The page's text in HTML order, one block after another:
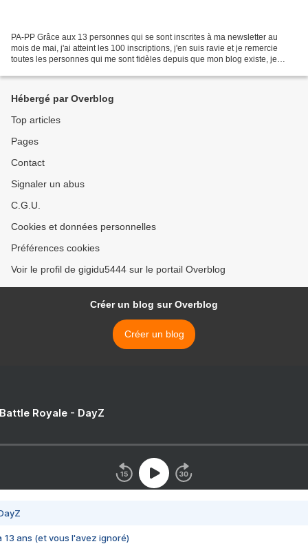
PA-PP Grâce aux 13 personnes qui se sont inscrites à ma newsletter au
mois de mai, j'ai atteint les 100 inscriptions, j'en suis ravie et je remercie
toutes les personnes qui me sont fidèles depuis que mon blog existe, je
Hébergé par Overblog
Top articles
Pages
Contact
Signaler un abus
C.G.U.
Cookies et données personnelles
Préférences cookies
Voir le profil de gigidu5444 sur le portail Overblog
Créer un blog sur Overblog
Créer un blog
Royale - DayZ
13 ans (et vous l'avez ignoré)